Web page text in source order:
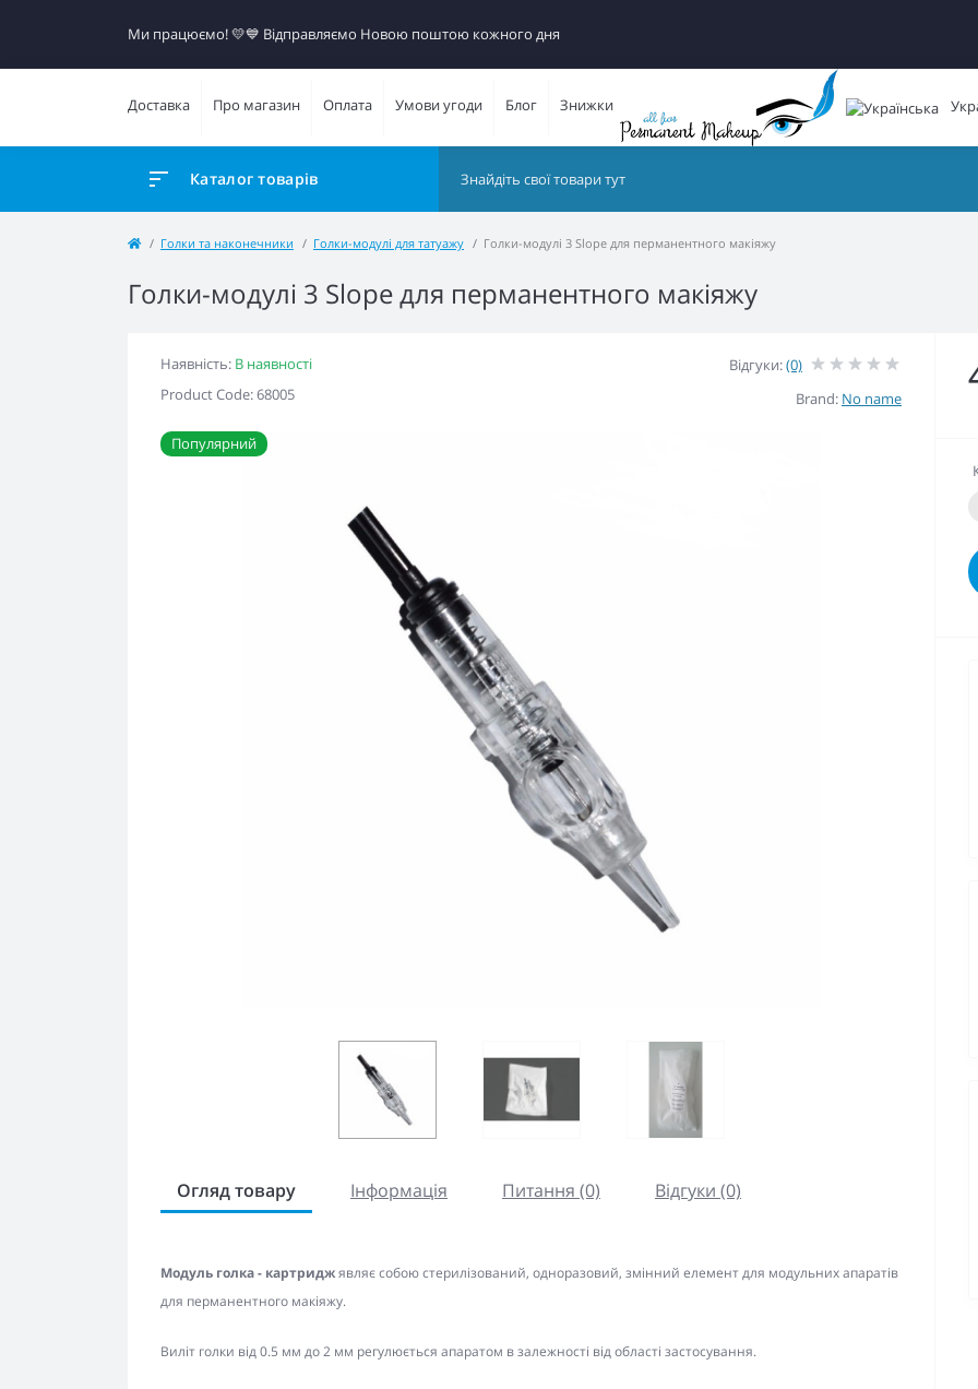
Ми працюємо! 💛​💙 Відправляємо Новою поштою кожного дня
Доставка Про магазин Оплата Умови угоди Блог Знижки
Каталог товарів
Голки та наконечники Голки-модулі для татуажу Голки-модулі 3 Slope для перманентного макіяжу
Голки-модулі 3 Slope для перманентного макіяжу
Наявність: В наявності
Product Code: 68005
Відгуки:(0)
Brand: No name
Популярний
Огляд товару Інформація Питання (0) Відгуки (0)
Модуль голка - картриджявляє собою стерилізований, одноразовий, змінний елемент для модульних апаратів
для перманентного макіяжу.
Виліт голки від 0.5 мм до 2 мм регулюється апаратом в залежності від області застосування.